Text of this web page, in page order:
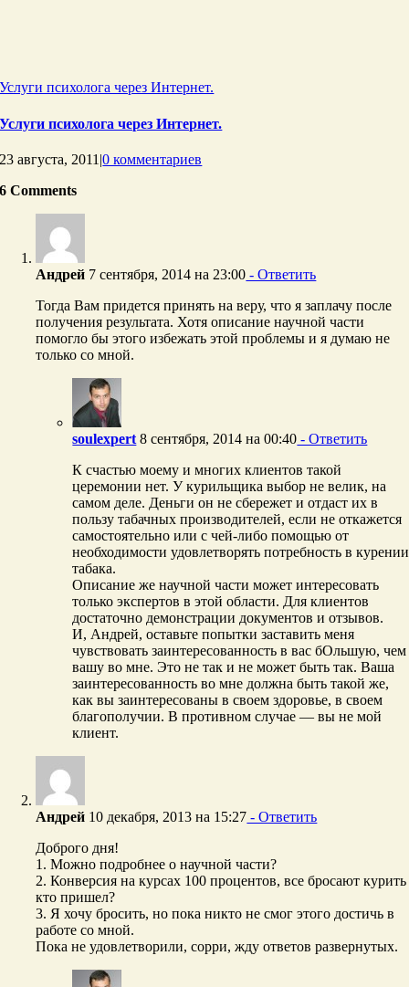
Услуги психолога через Интернет.
Услуги психолога через Интернет.
23 августа, 2011 |0 комментариев
6 Comments
Андрей 7 сентября, 2014 на 23:00 - Ответить
Тогда Вам придется принять на веру, что я заплачу после
получения результата. Хотя описание научной части
помогло бы этого избежать этой проблемы и я думаю не
только со мной.
soulexpert 8 сентября, 2014 на 00:40 - Ответить
К счастью моему и многих клиентов такой
церемонии нет. У курильщика выбор не велик, на
самом деле. Деньги он не сбережет и отдаст их в
пользу табачных производителей, если не откажется
самостоятельно или с чей-либо помощью от
необходимости удовлетворять потребность в курении
табака.
Описание же научной части может интересовать
только экспертов в этой области. Для клиентов
достаточно демонстрации документов и отзывов.
И, Андрей, оставьте попытки заставить меня
чувствовать заинтересованность в вас бОльшую, чем
вашу во мне. Это не так и не может быть так. Ваша
заинтересованность во мне должна быть такой же,
как вы заинтересованы в своем здоровье, в своем
благополучии. В противном случае — вы не мой
клиент.
Андрей 10 декабря, 2013 на 15:27 - Ответить
Доброго дня!
1. Можно подробнее о научной части?
2. Конверсия на курсах 100 процентов, все бросают курить
кто пришел?
3. Я хочу бросить, но пока никто не смог этого достичь в
работе со мной.
Пока не удовлетворили, сорри, жду ответов развернутых.